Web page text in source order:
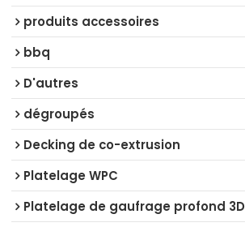
produits accessoires
bbq
D'autres
dégroupés
Decking de co-extrusion
Platelage WPC
Platelage de gaufrage profond 3D